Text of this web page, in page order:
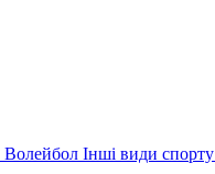
Волейбол Інші види спорту